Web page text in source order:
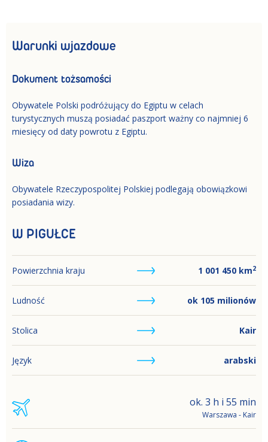
Warunki wjazdowe
Dokument tożsamości
Obywatele Polski podróżujący do Egiptu w celach
turystycznych muszą posiadać paszport ważny co najmniej 6
miesięcy od daty powrotu z Egiptu.
Wiza
Obywatele Rzeczypospolitej Polskiej podlegają obowiązkowi
posiadania wizy.
W PIGUŁCE
Powierzchnia kraju 1 001 450 km2
Ludność ok 105 milionów
Stolica Kair
Język arabski
ok. 3 h i 55 min
Warszawa - Kair